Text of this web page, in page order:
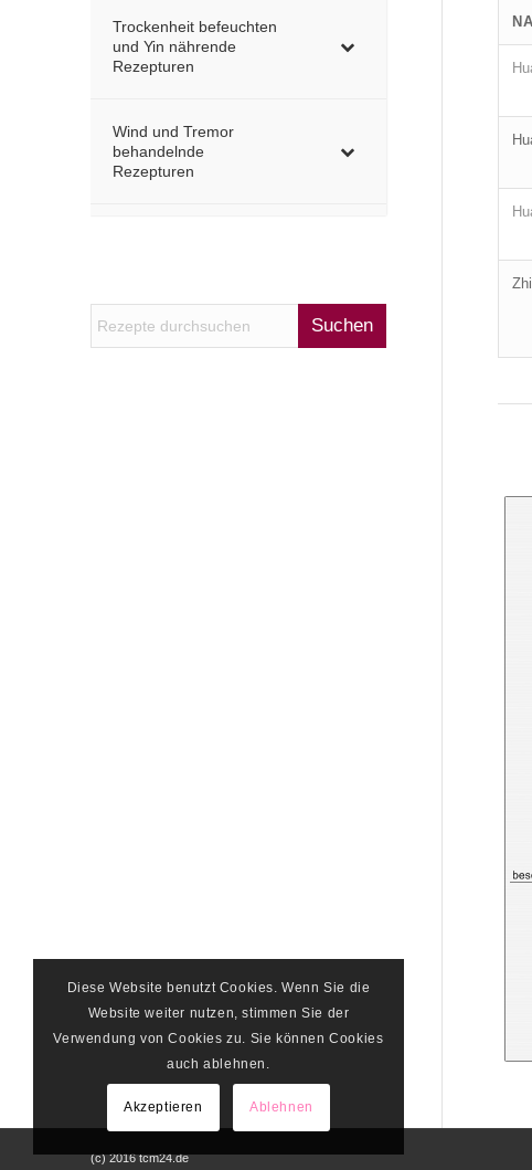
Trockenheit befeuchten
und Yin nährende
Rezepturen
Wind und Tremor
behandelnde
Rezepturen
(c) 2016 tcm24.de
Diese Website benutzt Cookies. Wenn Sie die
Website weiter nutzen, stimmen Sie der
Verwendung von Cookies zu. Sie können Cookies
auch ablehnen.
Akzeptieren Ablehnen